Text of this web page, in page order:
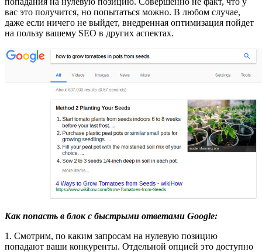
вас это получится, но попытаться можно. В любом случае,
даже если ничего не выйдет, внедренная оптимизация пойдет
на пользу вашему SEO в других аспектах.
Как попасть в блок с быстрыми ответами Google:
1. Смотрим, по каким запросам на нулевую позицию
попадают ваши конкуренты. Отдельной опцией это доступно